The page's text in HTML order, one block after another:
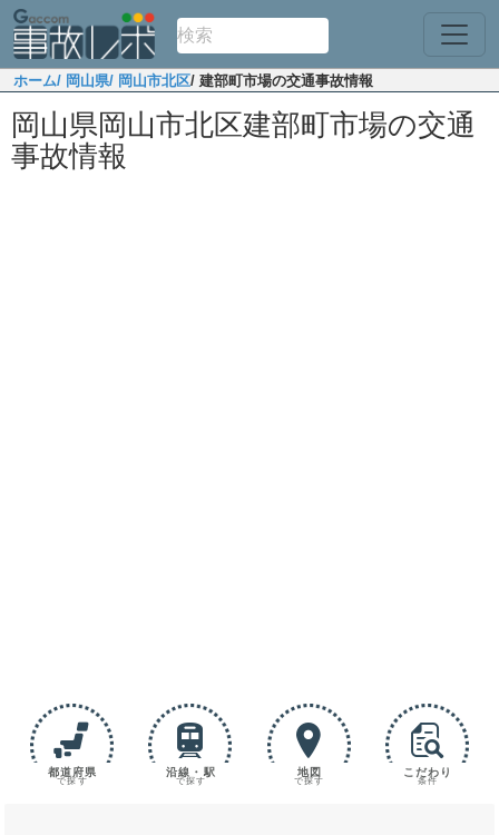
ホーム/ 岡山県/ 岡山市北区/ 建部町市場の交通事故情報
岡山県岡山市北区建部町市場の交通
事故情報
都道府県
で探す
沿線・駅
で探す
地図
で探す
こだわり
条件